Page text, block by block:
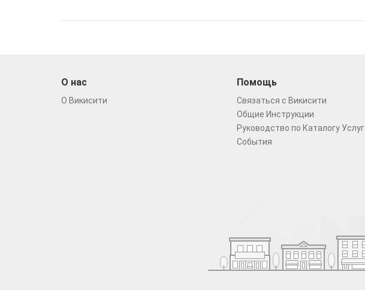
О нас
О Викисити
Помощь
Связаться с Викисити
Общие Инструкции
Руководство по Каталогу Услуг
События